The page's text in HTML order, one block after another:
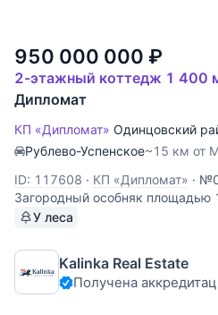
950 000 000 ₽
2-этажный коттедж 1 400
Дипломат
КП «Дипломат» Одинцовский
Рублево-Успенское~15 км от
ID: 117608 · КП «Дипломат» ·
Загородный особняк площадью
лесном участке 50 соток.
восточных пагод — сложная
сквозь кроны деревьев и
У леса
Kalinka Real Estate
Получена